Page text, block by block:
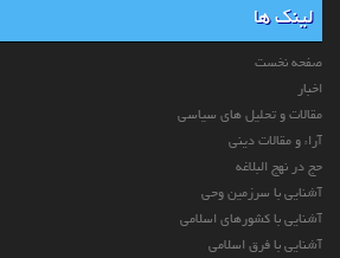
لینک ها
صفحه نخست
اخبار
مقالات و تحلیل های سیاسی
آراء و مقالات دینی
حج در نهج البلاغه
آشنایی با سرزمین وحی
آشنایی با کشورهای اسلامی
آشنایی با فرق اسلامی